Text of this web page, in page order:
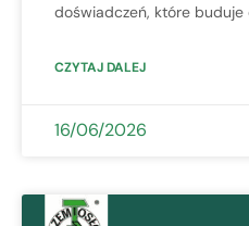
doświadczeń, które buduje
CZYTAJ DALEJ
16/06/2026